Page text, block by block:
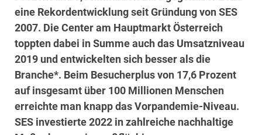
eine Rekordentwicklung seit Gründung von SES
2007. Die Center am Hauptmarkt Österreich
toppten dabei in Summe auch das Umsatzniveau
2019 und entwickelten sich besser als die
Branche*. Beim Besucherplus von 17,6 Prozent
auf insgesamt über 100 Millionen Menschen
erreichte man knapp das Vorpandemie-Niveau.
SES investierte 2022 in zahlreiche nachhaltige